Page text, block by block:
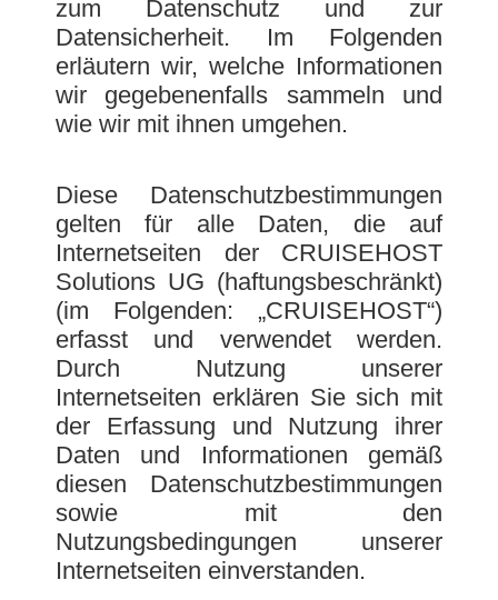
zum Datenschutz und zur
Datensicherheit. Im Folgenden
erläutern wir, welche Informationen
wir gegebenenfalls sammeln und
wie wir mit ihnen umgehen.
Diese Datenschutzbestimmungen
gelten für alle Daten, die auf
Internetseiten der CRUISEHOST
Solutions UG (haftungsbeschränkt)
(im Folgenden: „CRUISEHOST“)
erfasst und verwendet werden.
Durch Nutzung unserer
Internetseiten erklären Sie sich mit
der Erfassung und Nutzung ihrer
Daten und Informationen gemäß
diesen Datenschutzbestimmungen
sowie mit den
Nutzungsbedingungen unserer
Internetseiten einverstanden.